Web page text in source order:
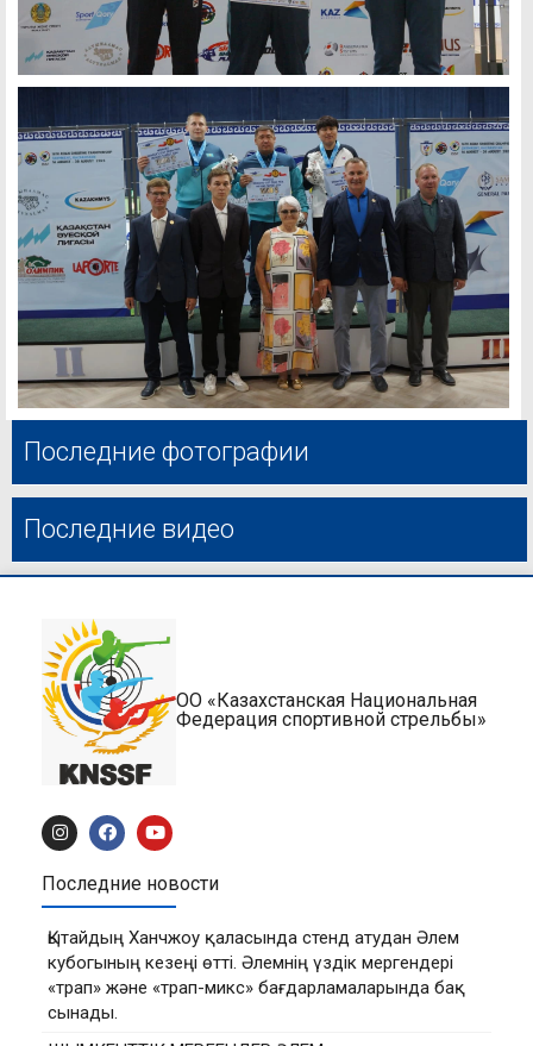
Последние фотографии
Последние видео
ОО «Казахстанская Национальная
Федерация спортивной стрельбы»
Последние новости
Қытайдың Ханчжоу қаласында стенд атудан Әлем
кубогының кезеңі өтті. Әлемнің үздік мергендері
«трап» және «трап-микс» бағдарламаларында бақ
сынады.